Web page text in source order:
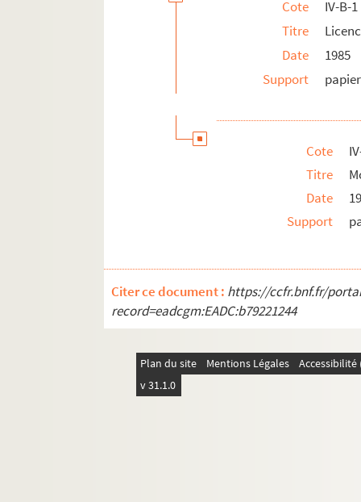
Cote
IV-B-1
Titre
Date
1985
Support
papier
Cote
Titre
Date
Support
Citer ce document : https://ccfr.bnf.fr/
record=eadcgm:EADC:b79221244
Plan du site Mentions Légales
v 31.1.0